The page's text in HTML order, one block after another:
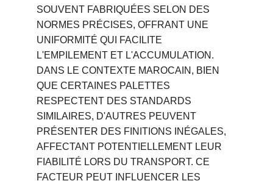
SOUVENT FABRIQUÉES SELON DES
NORMES PRÉCISES, OFFRANT UNE
UNIFORMITÉ QUI FACILITE
L'EMPILEMENT ET L'ACCUMULATION.
DANS LE CONTEXTE MAROCAIN, BIEN
QUE CERTAINES PALETTES
RESPECTENT DES STANDARDS
SIMILAIRES, D'AUTRES PEUVENT
PRÉSENTER DES FINITIONS INÉGALES,
AFFECTANT POTENTIELLEMENT LEUR
FIABILITÉ LORS DU TRANSPORT. CE
FACTEUR PEUT INFLUENCER LES